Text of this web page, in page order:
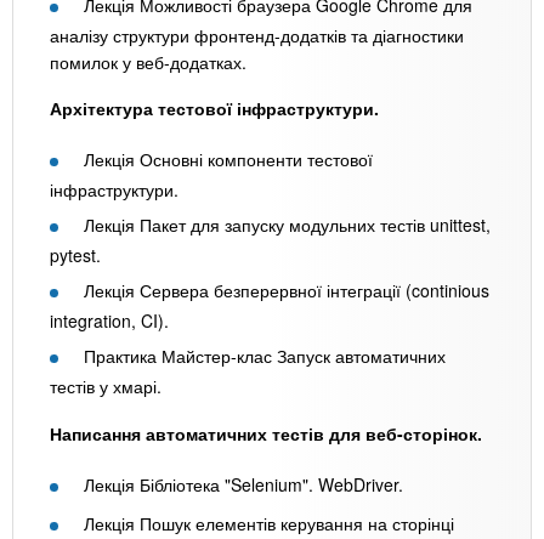
аналізу структури фронтенд-додатків та діагностики
помилок у веб-додатках.
Архітектура тестової інфраструктури.
Лекція Основні компоненти тестової
інфраструктури.
Лекція Пакет для запуску модульних тестів unittest,
pytest.
Лекція Сервера безперервної інтеграції (continious
integration, CI).
Практика Майстер-клас Запуск автоматичних
тестів у хмарі.
Написання автоматичних тестів для веб-сторінок.
Лекція Бібліотека "Selenium". WebDriver.
Лекція Пошук елементів керування на сторінці